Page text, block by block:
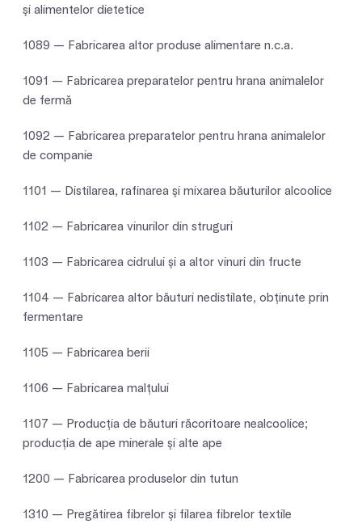
şi alimentelor dietetice
1089 — Fabricarea altor produse alimentare n.c.a.
1091 — Fabricarea preparatelor pentru hrana animalelor
de fermă
1092 — Fabricarea preparatelor pentru hrana animalelor
de companie
1101 — Distilarea, rafinarea şi mixarea băuturilor alcoolice
1102 — Fabricarea vinurilor din struguri
1103 — Fabricarea cidrului şi a altor vinuri din fructe
1104 — Fabricarea altor băuturi nedistilate, obţinute prin
fermentare
1105 — Fabricarea berii
1106 — Fabricarea malţului
1107 — Producţia de băuturi răcoritoare nealcoolice;
producţia de ape minerale şi alte ape
1200 — Fabricarea produselor din tutun
1310 — Pregătirea fibrelor şi filarea fibrelor textile